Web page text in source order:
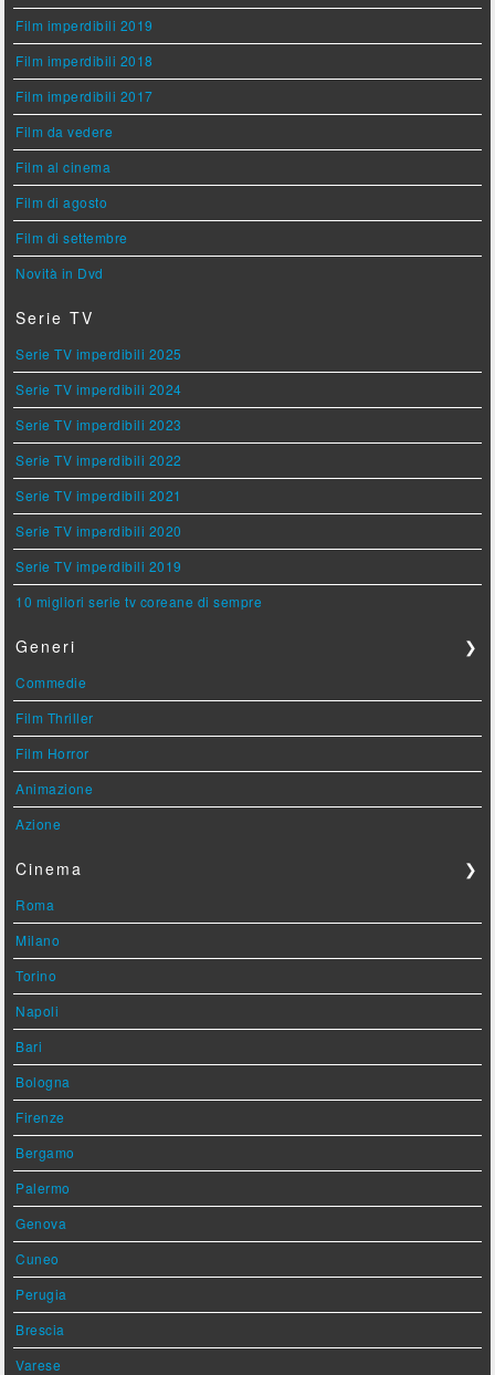
Film imperdibili 2019
Film imperdibili 2018
Film imperdibili 2017
Film da vedere
Film al cinema
Film di agosto
Film di settembre
Novità in Dvd
Serie TV
Serie TV imperdibili 2025
Serie TV imperdibili 2024
Serie TV imperdibili 2023
Serie TV imperdibili 2022
Serie TV imperdibili 2021
Serie TV imperdibili 2020
Serie TV imperdibili 2019
10 migliori serie tv coreane di sempre
Generi ❯
Commedie
Film Thriller
Film Horror
Animazione
Azione
Cinema ❯
Roma
Milano
Torino
Napoli
Bari
Bologna
Firenze
Bergamo
Palermo
Genova
Cuneo
Perugia
Brescia
Varese